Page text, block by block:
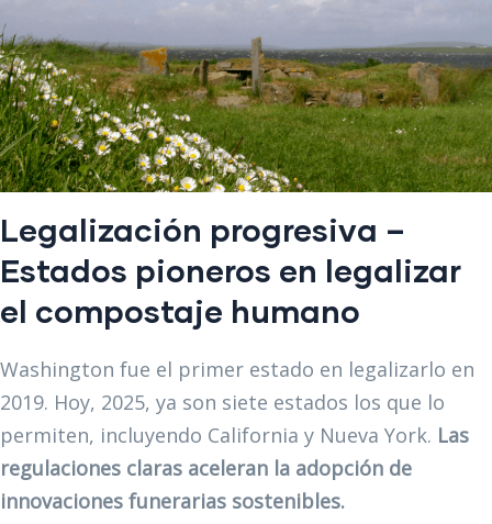
Legalización progresiva –
Estados pioneros en legalizar
el compostaje humano
Washington fue el primer estado en legalizarlo en
2019. Hoy, 2025, ya son siete estados los que lo
permiten, incluyendo California y Nueva York. Las
regulaciones claras aceleran la adopción de
innovaciones funerarias sostenibles.